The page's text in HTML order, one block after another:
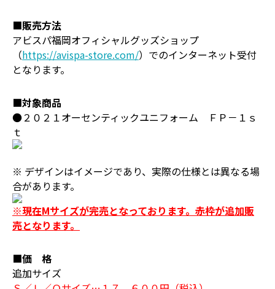
■販売方法
アビスパ福岡オフィシャルグッズショップ
（https://avispa-store.com/）でのインターネット受付
となります。
■対象商品
●２０２１オーセンティックユニフォーム ＦＰ－１ｓ
ｔ
※ デザインはイメージであり、実際の仕様とは異なる場
合があります。
※現在Mサイズが完売となっております。赤枠が追加販
売となります。
■価 格
追加サイズ